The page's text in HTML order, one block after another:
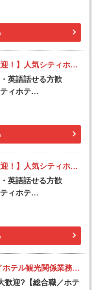
【外国籍の方・英語話せる方歓迎！】人気シティホテル フロアスタッフ
・英語話せる方歓
ィホテ…
【外国籍の方・英語話せる方歓迎！】人気シティホテル フロアスタッフ
・英語話せる方歓
ィホテ…
?完全未経験大歓迎?【総合職／ホテル観光関係業務（ホスピタリティ業務）】ホワイト企業「プラチナ」認定｜完全週休2日（シフト制）／新規事業◎
歓迎?【総合職／ホテ